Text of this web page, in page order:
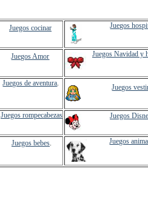
Juegos cocinar Juegos
Juegos Amor Juegos Navidad y
Juegos de aventura. Juegos
Juegos rompecabezas Juegos
Juegos bebes. Juegos